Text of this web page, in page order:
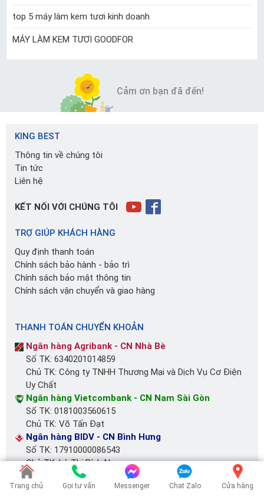
top 5 máy làm kem tươi kinh doanh
MÁY LÀM KEM TƯƠI GOODFOR
Trang chủ Gọi tư vấn Messenger Chat Zalo Cửa hàng
Cảm ơn bạn đã đến!
KING BEST
Thông tin về chúng tôi
Tin tức
Liên hệ
KẾT NỐI VỚI CHÚNG TÔI
TRỢ GIÚP KHÁCH HÀNG
Quy định thanh toán
Chính sách bảo hành - bảo trì
Chính sách bảo mật thông tin
Chính sách vận chuyển và giao hàng
THANH TOÁN CHUYỂN KHOẢN
Ngân hàng Agribank - CN Nhà Bè
Số TK: 6340201014859
Chủ TK: Công ty TNHH Thương Mại và Dịch Vụ Cơ Điện
Uy Chất
Ngân hàng Vietcombank - CN Nam Sài Gòn
Số TK: 0181003560615
Chủ TK: Võ Tấn Đạt
Ngân hàng BIDV - CN Bình Hưng
Số TK: 17910000086543
Chủ TK: Lê Thị Bích Ngọc